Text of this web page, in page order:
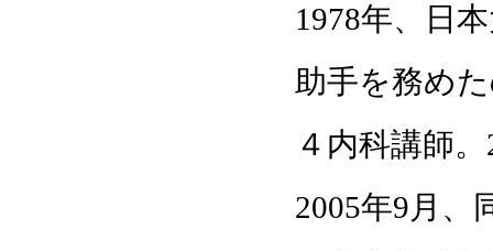
1978年、日
助手を務め
４内科講師
2005年9月、